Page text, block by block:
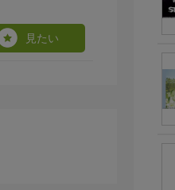
見たい